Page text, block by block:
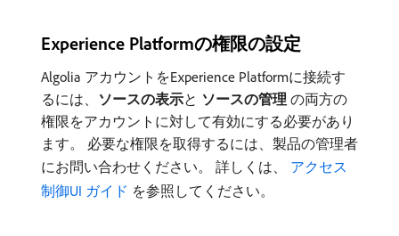
Experience Platformの権限の設定
Algolia アカウントをExperience Platformに接続す
るには、 ソースの表示​と​ ソースの管理 ​の両方の
権限をアカウントに対して有効にする必要があり
ます。 必要な権限を取得するには、製品の管理者
にお問い合わせください。 詳しくは、
​ アクセス
制御UI ガイド ​ を参照してください。